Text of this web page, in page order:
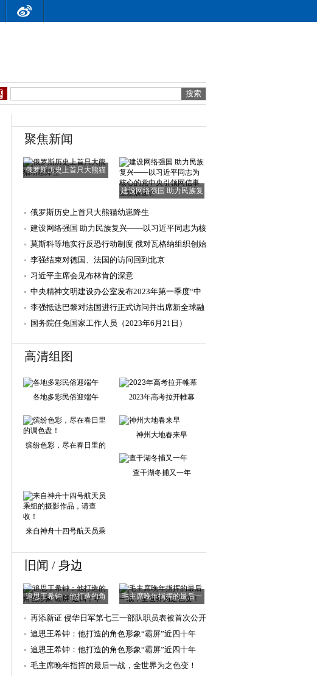
聚焦新闻
俄罗斯历史上首只大熊猫
建设网络强国 助力民族复
俄罗斯历史上首只大熊猫幼崽降生
建设网络强国 助力民族复兴——以习近平同志为核
心的党中央引领
莫斯科等地实行反恐行动制度 俄对瓦格纳组织创始
人刑事立案
李强结束对德国、法国的访问回到北京
习近平主席会见布林肯的深意
中央精神文明建设办公室发布2023年第一季度“中
国好人榜”
李强抵达巴黎对法国进行正式访问并出席新全球融
资契约峰会
国务院任免国家工作人员（2023年6月21日）
高清组图
各地多彩民俗迎端午 2023年高考拉开帷幕
缤纷色彩，尽在春日里的
神州大地春来早
查干湖冬捕又一年
来自神舟十四号航天员乘
旧闻 / 身边
追思王希钟：他打造的角
毛主席晚年指挥的最后一
再添新证 侵华日军第七三一部队职员表被首次公开
追思王希钟：他打造的角色形象“霸屏”近四十年
追思王希钟：他打造的角色形象“霸屏”近四十年
毛主席晚年指挥的最后一战，全世界为之色变！